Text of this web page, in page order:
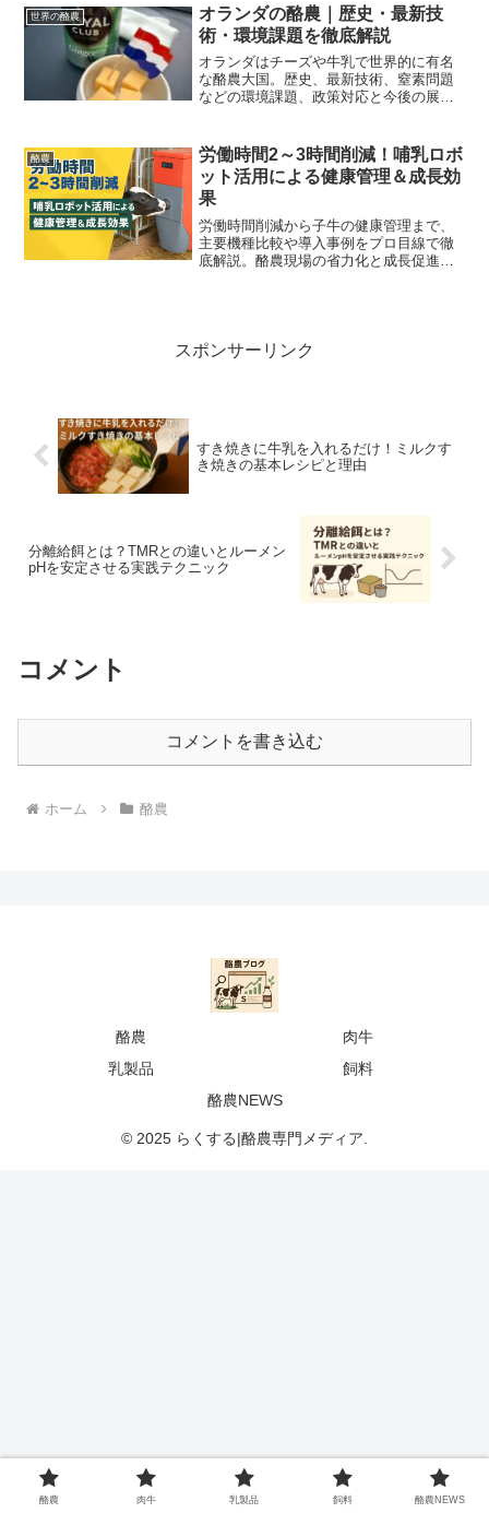
世界の酪農
オランダの酪農｜歴史・最新技
術・環境課題を徹底解説
オランダはチーズや牛乳で世界的に有名
な酪農大国。歴史、最新技術、窒素問題
などの環境課題、政策対応と今後の展望
酪農
労働時間2～3時間削減！哺乳ロボ
ット活用による健康管理＆成長効
果
労働時間削減から子牛の健康管理まで、
主要機種比較や導入事例をプロ目線で徹
底解説。酪農現場の省力化と成長促進に
スポンサーリンク
すき焼きに牛乳を入れるだけ！ミルクす
き焼きの基本レシピと理由
分離給餌とは？TMRとの違いとルーメン
pHを安定させる実践テクニック
コメント
コメントを書き込む
ホーム 酪農
酪農
肉牛
乳製品
飼料
酪農NEWS
© 2025 らくする|酪農専門メディア.
酪農 肉牛 乳製品 飼料 酪農NEWS